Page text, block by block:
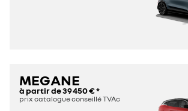
MEGANE
à partir de39 450 €*
prix catalogue conseillé TVAc